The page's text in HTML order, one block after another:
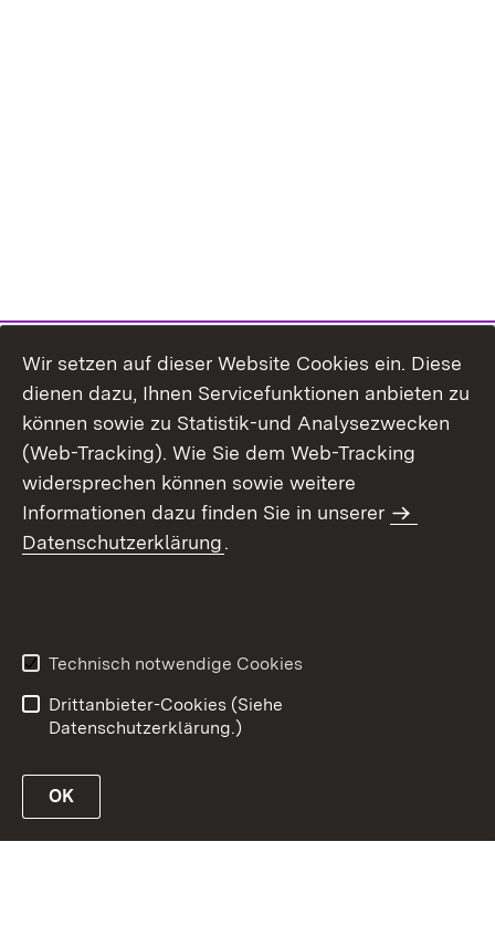
Wir setzen auf dieser Website Cookies ein. Diese
dienen dazu, Ihnen Servicefunktionen anbieten zu
können sowie zu Statistik-und Analysezwecken
(Web-Tracking). Wie Sie dem Web-Tracking
widersprechen können sowie weitere
Informationen dazu finden Sie in unserer
Datenschutzerklärung.
Technisch notwendige Cookies
Drittanbieter-Cookies (Siehe
Datenschutzerklärung.)
OK